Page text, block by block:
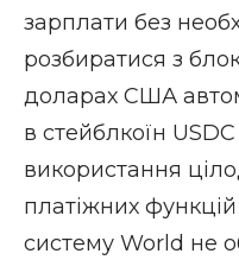
зарплати без
розбиратися з
доларах США
в стейблкоїн
використання
платіжних
систему World не